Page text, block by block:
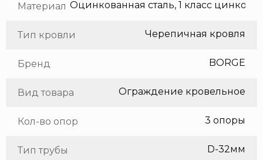
Материал
Тип кровли Черепичная кровля
Бренд BORGE
Вид товара Ограждение кровельное
Кол-во опор 3 опоры
Тип трубы D-32мм